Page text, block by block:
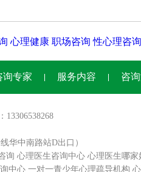
心理健康 职场咨询 性心理咨询
询专家 服务内容 咨
13306538268
华中南路站D出口）
询 心理医生咨询中心 心理医生哪家
中心 一对一青少年心理疏导机构